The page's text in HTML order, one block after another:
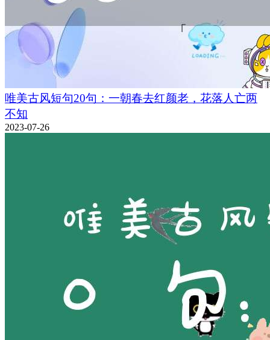
唯美古风短句20句：一朝春去红颜老，花落人亡两
不知
2023-07-26